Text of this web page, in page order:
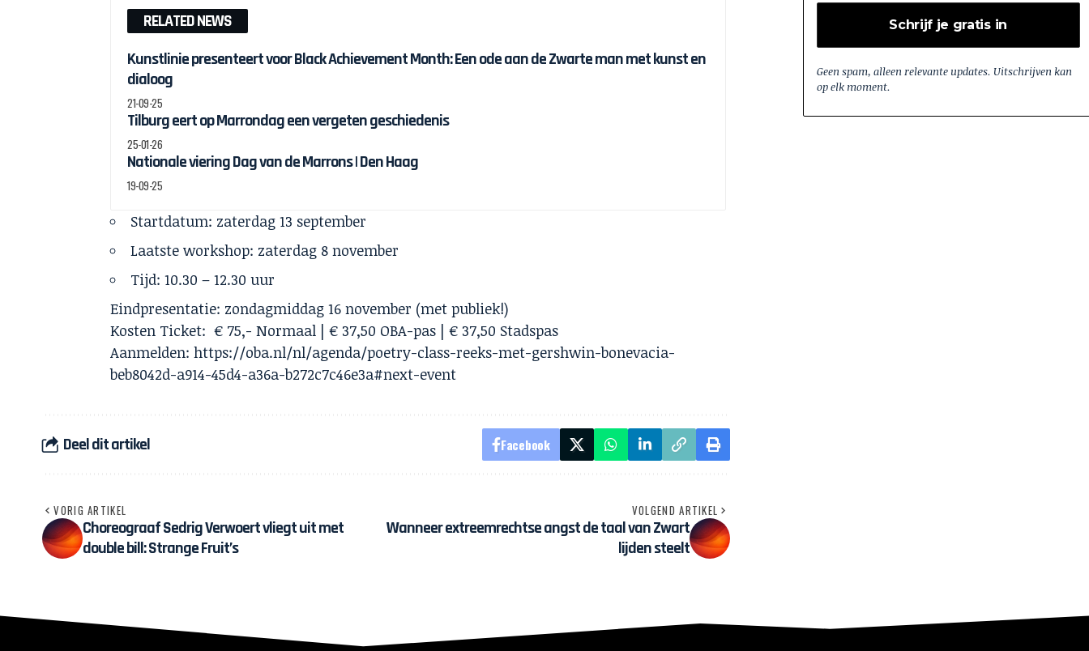
RELATED NEWS
Kunstlinie presenteert voor Black Achievement Month: Een ode aan de Zwarte man met kunst en
dialoog
21-09-25
Tilburg eert op Marrondag een vergeten geschiedenis
25-01-26
Nationale viering Dag van de Marrons | Den Haag
19-09-25
Startdatum: zaterdag 13 september
Laatste workshop: zaterdag 8 november
Tijd: 10.30 – 12.30 uur
Eindpresentatie: zondagmiddag 16 november (met publiek!)
Kosten Ticket: € 75,- Normaal | € 37,50 OBA-pas | € 37,50 Stadspas
Aanmelden:https://oba.nl/nl/agenda/poetry-class-reeks-met-gershwin-bonevacia-
beb8042d-a914-45d4-a36a-b272c7c46e3a#next-event
Deel dit artikel Facebook
VORIG ARTIKEL
Choreograaf Sedrig Verwoert vliegt uit met
double bill: Strange Fruit’s
VOLGEND ARTIKEL
Wanneer extreemrechtse angst de taal van Zwart
lijden steelt
Geen spam, alleen relevante updates. Uitschrijven kan
op elk moment.